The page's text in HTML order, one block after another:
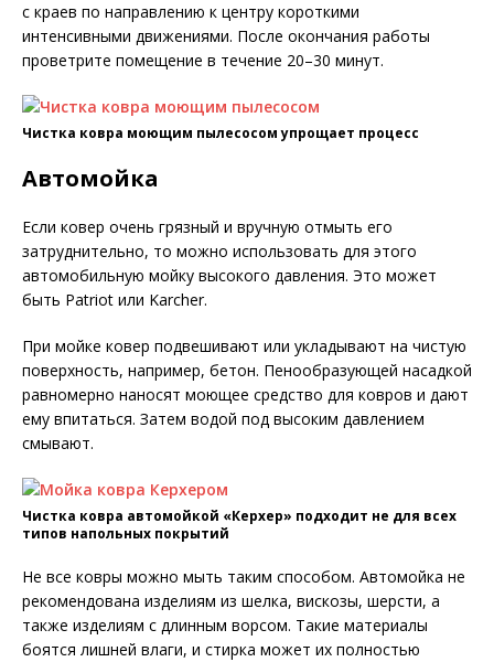
с краев по направлению к центру короткими
интенсивными движениями. После окончания работы
проветрите помещение в течение 20–30 минут.
Чистка ковра моющим пылесосом упрощает процесс
Автомойка
Если ковер очень грязный и вручную отмыть его
затруднительно, то можно использовать для этого
автомобильную мойку высокого давления. Это может
быть Patriot или Karcher.
При мойке ковер подвешивают или укладывают на чистую
поверхность, например, бетон. Пенообразующей насадкой
равномерно наносят моющее средство для ковров и дают
ему впитаться. Затем водой под высоким давлением
смывают.
Чистка ковра автомойкой «Керхер» подходит не для всех
типов напольных покрытий
Не все ковры можно мыть таким способом. Автомойка не
рекомендована изделиям из шелка, вискозы, шерсти, а
также изделиям с длинным ворсом. Такие материалы
боятся лишней влаги, и стирка может их полностью